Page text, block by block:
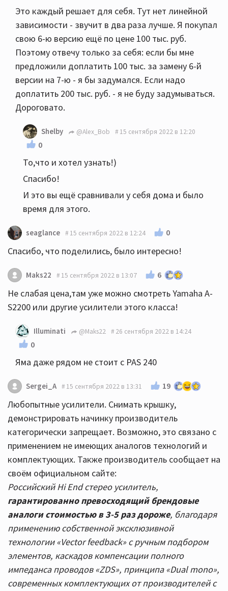
Это каждый решает для себя. Тут нет линейной
зависимости - звучит в два раза лучше. Я покупал
свою 6-ю версию ещё по цене 100 тыс. руб.
Поэтому отвечу только за себя: если бы мне
предложили доплатить 100 тыс. за замену 6-й
версии на 7-ю - я бы задумался. Если надо
доплатить 200 тыс. руб. - я не буду задумываться.
Дороговато.
Shelby @Alex_Bob 15 сентября 2022 в 12:20
0
То,что и хотел узнать!)
Спасибо!
И это вы ещё сравнивали у себя дома и было
время для этого.
seaglance 15 сентября 2022 в 12:24 0
Спасибо, что поделились, было интересно!
Maks22 15 сентября 2022 в 13:07 6
Не слабая цена,там уже можно смотреть Yamaha A-
S2200 или другие усилители этого класса!
Illuminati @Maks22 26 сентября 2022 в 14:24
0
Яма даже рядом не стоит с PAS 240
Sergei_A 15 сентября 2022 в 13:31 19
Любопытные усилители. Снимать крышку,
демонстрировать начинку производитель
категорически запрещает. Возможно, это связано с
применением не имеющих аналогов технологий и
комплектующих. Также производитель сообщает на
своём официальном сайте:
Российский Hi End стерео усилитель,
гарантированно превосходящий брендовые
аналоги стоимостью в 3-5 раз дороже, благодаря
применению собственной эксклюзивной
технологии «Vector feedback» с ручным подбором
элементов, каскадов компенсации полного
импеданса проводов «ZDS», принципа «Dual mono»,
современных комплектующих от производителей с